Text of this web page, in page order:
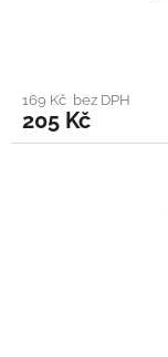
169 Kč bez DPH
205 Kč